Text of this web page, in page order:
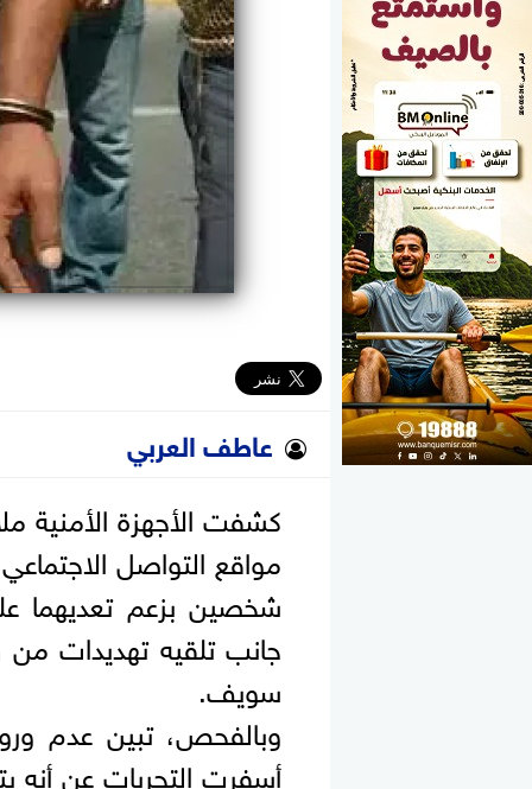
عاطف العربي
كشفت الأجهزة الأمنية
مواقع التواصل
شخصين بزعم تعديهما
جانب تلقيه تهديدات
سويف.
وبالفحص، تبين عدم